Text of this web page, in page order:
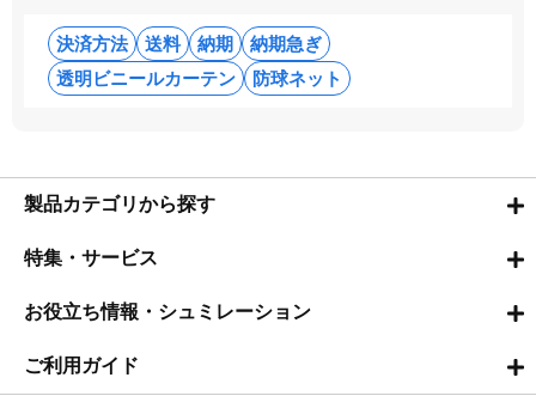
決済方法 送料 納期
納期急ぎ
透明ビニールカーテン
防球ネット
製品カテゴリから探す
特集・サービス
お役立ち情報・シュミレーション
ご利用ガイド